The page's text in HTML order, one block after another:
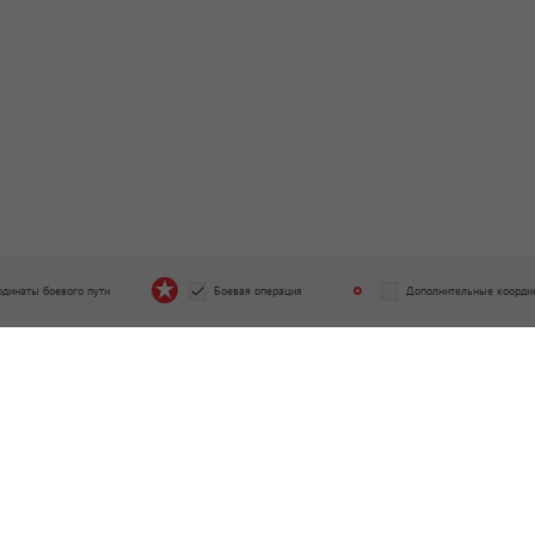
боевого пути Боевая операция Дополнительные